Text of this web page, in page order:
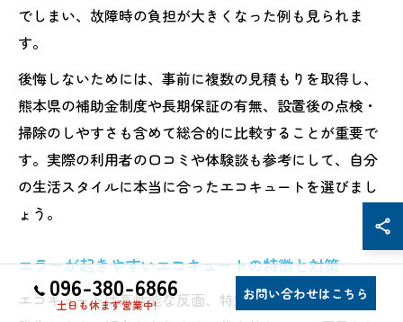
でしまい、故障時の負担が大きくなった例も見られま
す。
後悔しないためには、事前に複数の見積もりを取得し、
熊本県の補助金制度や長期保証の有無、設置後の点検・
掃除のしやすさも含めて総合的に比較することが重要で
す。実際の利用者の口コミや体験談も参考にして、自分
の生活スタイルに本当に合ったエコキュートを選びまし
ょう。
エラーが起きやすいエコキュートの特徴と対策
エコキュートは高性能な反面、特定の条件下でエラーが
096-380-6866
土日も休まず営業中!
お問い合わせはこちら